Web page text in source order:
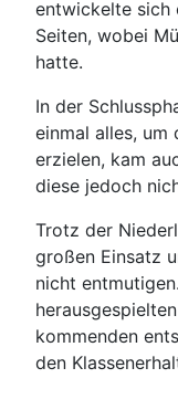
entwickelte sich
Seiten, wobei
hatte.
In der
einmal alles, um
erzielen, kam
diese jedoch
Trotz der
großen Einsatz
nicht
kommenden
den